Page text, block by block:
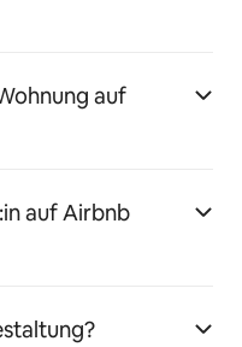
auf
auf Airbnb